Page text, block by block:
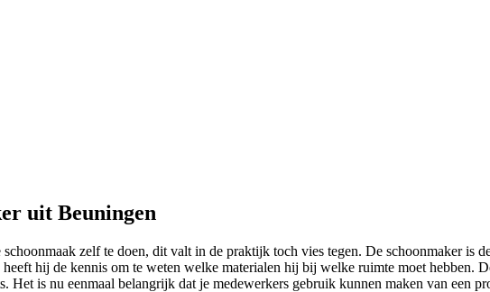
uit Beuningen
zelf te doen, dit valt in de praktijk toch vies tegen. De schoonmaker is
hij de kennis om te weten welke materialen hij bij welke ruimte moet hebben.
is nu eenmaal belangrijk dat je medewerkers gebruik kunnen maken van een